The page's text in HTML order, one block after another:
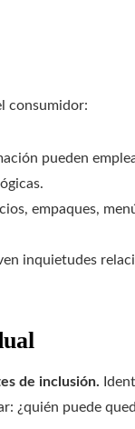
consumidor:
pueden
empaques,
inquietudes
de inclusión.
¿quién puede